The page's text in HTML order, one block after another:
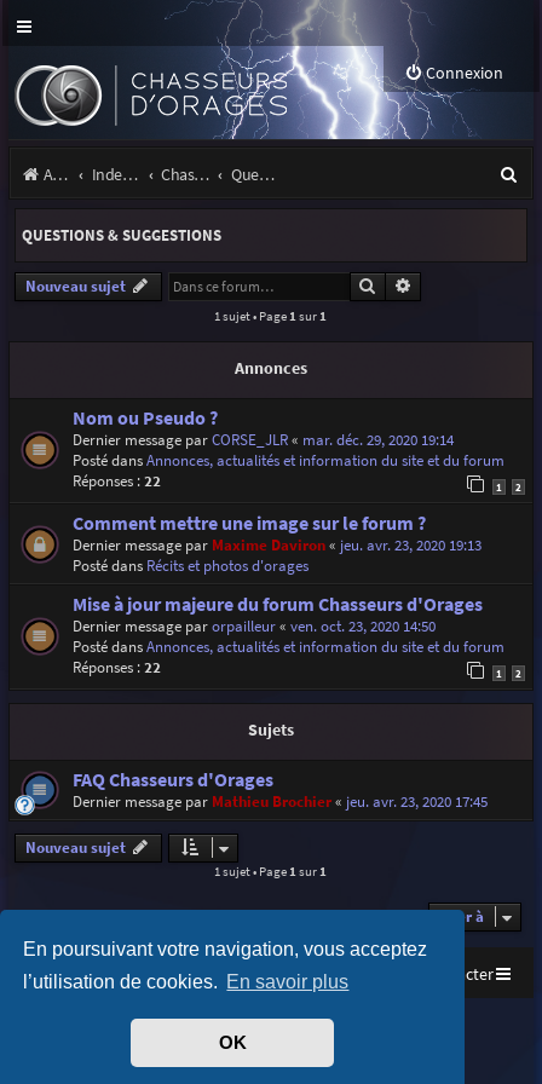
En poursuivant votre navigation, vous acceptez
l’utilisation de cookies. En savoir plus
OK
Connexion
Accueil Index du forum Chasseurs d'Orages Questions & suggestions
e
r
QUESTIONS & SUGGESTIONS
Nouveau sujet Rechercher
1 sujet • Page 1 sur 1
Annonces
Nom ou Pseudo ?
Dernier message parCORSE_JLR« mar. déc. 29, 2020 19:14
Posté dansAnnonces, actualités et information du site et du forum
Réponses :22 1 2
Comment mettre une image sur le forum ?
Dernier message par Maxime Daviron« jeu. avr. 23, 2020 19:13
Posté dans Récits et photos d'orages
Mise à jour majeure du forum Chasseurs d'Orages
Dernier message parorpailleur« ven. oct. 23, 2020 14:50
Posté dansAnnonces, actualités et information du site et du forum
Réponses :22 1 2
Sujets
FAQ Chasseurs d'Orages
Dernier message par Mathieu Brochier« jeu. avr. 23, 2020 17:45
Nouveau sujet
1 sujet • Page1sur1
Aller à
Accueil Index du forum Nous contacter
Purplexion style byIan Bradley
phpBB® Forum Software © phpBB Limited
Traduit parphpBB-fr.com